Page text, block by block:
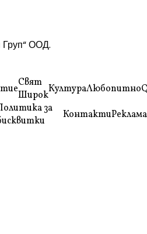
ООД.
Свят
ШирокКултураЛюбопитно
за
КонтактиРеклама